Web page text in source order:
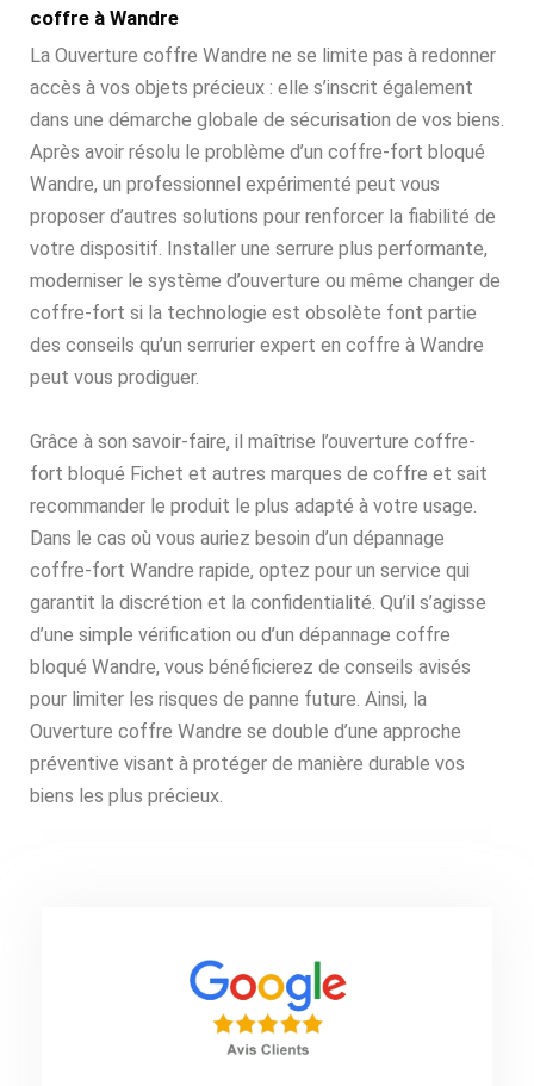
coffre à Wandre
La Ouverture coffre Wandre ne se limite pas à redonner
accès à vos objets précieux : elle s’inscrit également
dans une démarche globale de sécurisation de vos biens.
Après avoir résolu le problème d’un coffre-fort bloqué
Wandre, un professionnel expérimenté peut vous
proposer d’autres solutions pour renforcer la fiabilité de
votre dispositif. Installer une serrure plus performante,
moderniser le système d’ouverture ou même changer de
coffre-fort si la technologie est obsolète font partie
des conseils qu’un serrurier expert en coffre à Wandre
peut vous prodiguer.
Grâce à son savoir-faire, il maîtrise l’ouverture coffre-
fort bloqué Fichet et autres marques de coffre et sait
recommander le produit le plus adapté à votre usage.
Dans le cas où vous auriez besoin d’un dépannage
coffre-fort Wandre rapide, optez pour un service qui
garantit la discrétion et la confidentialité. Qu’il s’agisse
d’une simple vérification ou d’un dépannage coffre
bloqué Wandre, vous bénéficierez de conseils avisés
pour limiter les risques de panne future. Ainsi, la
Ouverture coffre Wandre se double d’une approche
préventive visant à protéger de manière durable vos
biens les plus précieux.